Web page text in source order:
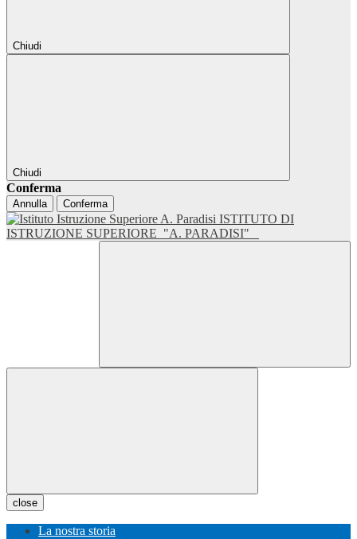
Chiudi
Chiudi
Conferma
Annulla Conferma
ISTITUTO DI
ISTRUZIONE SUPERIORE "A. PARADISI"
close
La nostra storia